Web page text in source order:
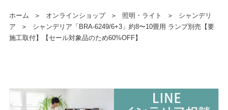
ホーム ＞ オンラインショップ ＞ 照明・ライト ＞
シャンデリ
ア
＞
シャンデリア「BRA-6249/6+3」約8〜10畳用 ランプ別売【要
施工取付】【セール対象品のため60%OFF】